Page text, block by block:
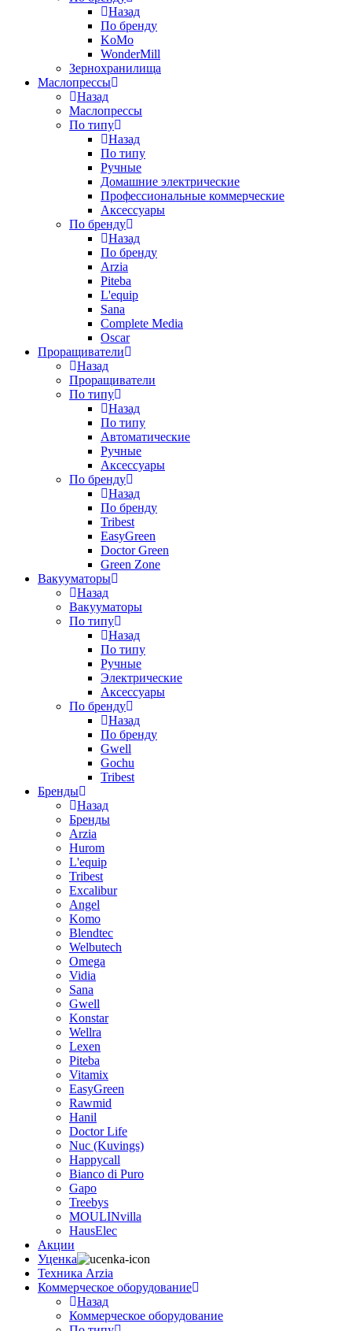
Назад
По бренду
KoMo
WonderMill
Зернохранилища
Маслопрессы
Назад
Маслопрессы
По типу
Назад
По типу
Ручные
Домашние электрические
Профессиональные коммерческие
Аксессуары
По бренду
Назад
По бренду
Arzia
Piteba
L'equip
Sana
Complete Media
Oscar
Проращиватели
Назад
Проращиватели
По типу
Назад
По типу
Автоматические
Ручные
Аксессуары
По бренду
Назад
По бренду
Tribest
EasyGreen
Doctor Green
Green Zone
Вакууматоры
Назад
Вакууматоры
По типу
Назад
По типу
Ручные
Электрические
Аксессуары
По бренду
Назад
По бренду
Gwell
Gochu
Tribest
Бренды
Назад
Бренды
Arzia
Hurom
L'equip
Tribest
Excalibur
Angel
Komo
Blendtec
Welbutech
Omega
Vidia
Sana
Gwell
Konstar
Wellra
Lexen
Piteba
Vitamix
EasyGreen
Rawmid
Hanil
Doctor Life
Nuc (Kuvings)
Happycall
Bianco di Puro
Gapo
Treebys
MOULINvilla
HausElec
Акции
Уценка
Техника Arzia
Коммерческое оборудование
Назад
Коммерческое оборудование